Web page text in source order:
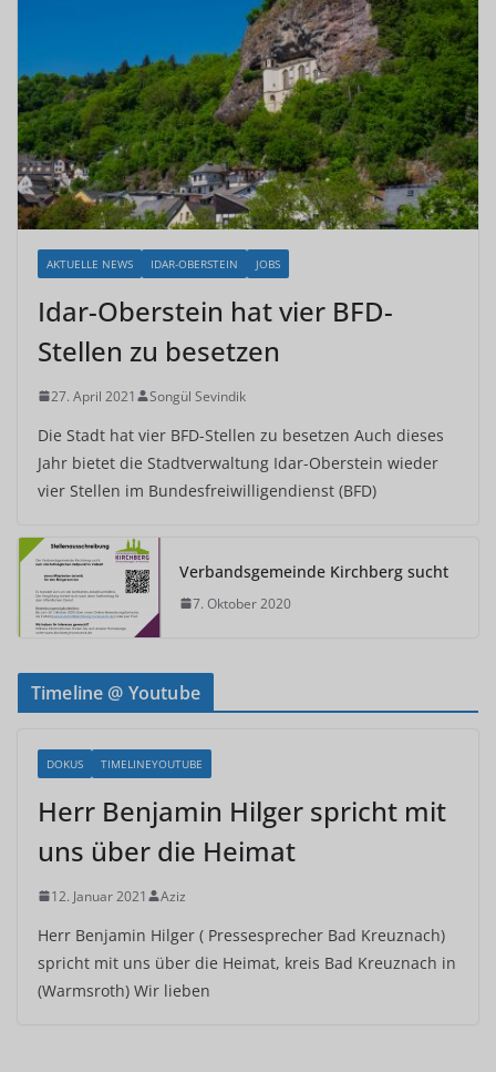
AKTUELLE NEWS IDAR-OBERSTEIN JOBS
Idar-Oberstein hat vier BFD-
Stellen zu besetzen
27. April 2021 Songül Sevindik
Die Stadt hat vier BFD-Stellen zu besetzen Auch dieses
Jahr bietet die Stadtverwaltung Idar-Oberstein wieder
vier Stellen im Bundesfreiwilligendienst (BFD)
Verbandsgemeinde Kirchberg sucht
7. Oktober 2020
Timeline @ Youtube
DOKUS TIMELINEYOUTUBE
Herr Benjamin Hilger spricht mit
uns über die Heimat
12. Januar 2021 Aziz
Herr Benjamin Hilger ( Pressesprecher Bad Kreuznach)
spricht mit uns über die Heimat, kreis Bad Kreuznach in
(Warmsroth) Wir lieben